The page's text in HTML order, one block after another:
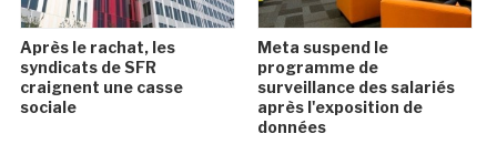
Après le rachat, les
syndicats de SFR
craignent une casse
sociale
Meta suspend le
programme de
surveillance des salariés
après l'exposition de
données